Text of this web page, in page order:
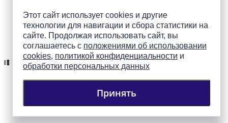
Этот сайт использует cookies и другие
технологии для навигации и сбора статистики на
сайте. Продолжая использовать сайт, вы
соглашаетесь с положениями об использовании
cookies, политикой конфиденциальности и
обработки персональных данных
Принять
Подпишись на группы
ПАИ в соцсетях!